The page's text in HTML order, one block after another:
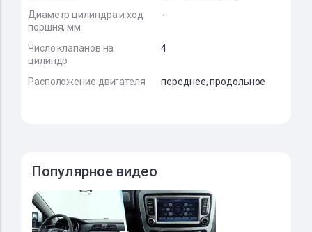
Диаметр цилиндра и ход
поршня, мм
-
Число клапанов на
цилиндр
4
Расположение двигателя переднее, продольное
Популярное видео